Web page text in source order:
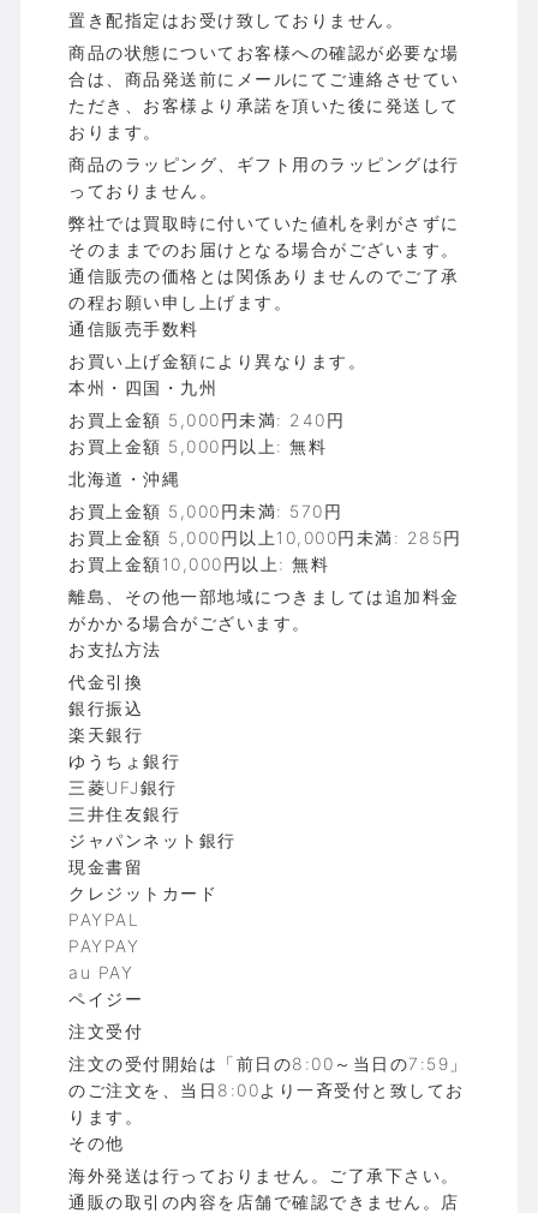
置き配指定はお受け致しておりません。
商品の状態についてお客様への確認が必要な場
合は、商品発送前にメールにてご連絡させてい
ただき、お客様より承諾を頂いた後に発送して
おります。
商品のラッピング、ギフト用のラッピングは行
っておりません。
弊社では買取時に付いていた値札を剥がさずに
そのままでのお届けとなる場合がございます。
通信販売の価格とは関係ありませんのでご了承
の程お願い申し上げます。
通信販売手数料
お買い上げ金額により異なります。
本州・四国・九州
お買上金額 5,000円未満: 240円
お買上金額 5,000円以上: 無料
北海道・沖縄
お買上金額 5,000円未満: 570円
お買上金額 5,000円以上10,000円未満: 285円
お買上金額10,000円以上: 無料
離島、その他一部地域につきましては追加料金
がかかる場合がございます。
お支払方法
代金引換
銀行振込
楽天銀行
ゆうちょ銀行
三菱UFJ銀行
三井住友銀行
ジャパンネット銀行
現金書留
クレジットカード
PAYPAL
PAYPAY
au PAY
ペイジー
注文受付
注文の受付開始は「前日の8:00～当日の7:59」
のご注文を、当日8:00より一斉受付と致してお
ります。
その他
海外発送は行っておりません。ご了承下さい。
通販の取引の内容を店舗で確認できません。店